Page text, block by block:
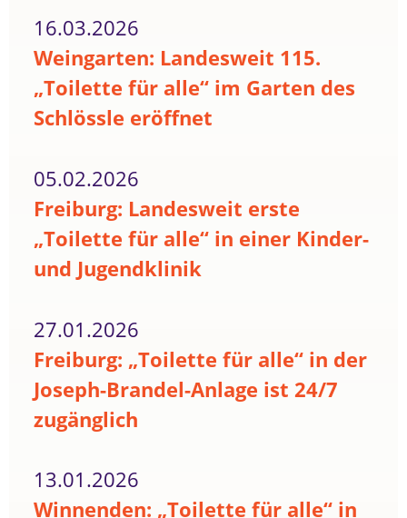
16.03.2026
Weingarten: Landesweit 115.
„Toilette für alle“ im Garten des
Schlössle eröffnet
05.02.2026
Freiburg: Landesweit erste
„Toilette für alle“ in einer Kinder-
und Jugendklinik
27.01.2026
Freiburg: „Toilette für alle“ in der
Joseph-Brandel-Anlage ist 24/7
zugänglich
13.01.2026
Winnenden: „Toilette für alle“ in